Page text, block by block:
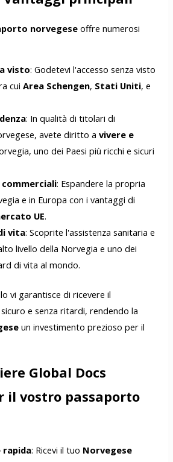
norvegese offre numerosi
visto: Godetevi l'accesso senza visto
cuiArea Schengen, Stati Uniti, e
: In qualità di titolari di
avete diritto avivere e
uno dei Paesi più ricchi e sicuri
: Espandere la propria
e in Europa con i vantaggi di
UE.
vita: Scoprite l'assistenza sanitaria e
livello della Norvegia e uno dei
di vita al mondo.
vi garantisce di ricevere il
e senza ritardi, rendendo la
un investimento prezioso per il
Global Docs
il vostro passaporto
rapida: Ricevi il tuo Norvegese